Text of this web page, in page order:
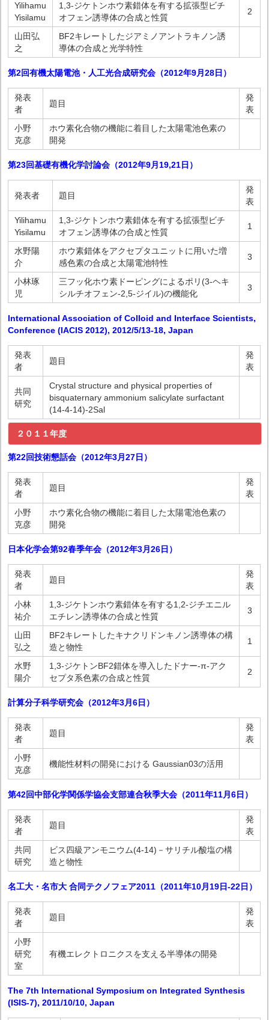
Yilihamu
Yisilamu
1,3-ジケトンホウ素錯体を有する拡張型ビチ
オフェン誘導体の合成と性質
2
山田弘
之
BF2キレートしたジアミノアントラキノン誘
導体の合成と光学特性
第2回有機太陽電池・人工光合成研究会（2012年9月28日）
発表
者
題目
発
表
小野
克彦
ホウ素化合物の機能に着目した太陽電池色素の
開発
第23回基礎有機化学討論会（2012年9月19,21日）
発表者 題目
発
表
Yilihamu
Yisilamu
1,3-ジケトンホウ素錯体を有する拡張型ビチ
オフェン誘導体の合成と性質
1
水野陽
介
ホウ素錯体をアクセプタユニットに用いた増
感色素の合成と太陽電池特性
3
小林琢
児
三フッ化ホウ素ドーピングによるポリ(3-ヘキ
シルチオフェン-2,5-ジイル)の機能化
3
International Association of Colloid and Interface Scientists,
Conference (IACIS 2012), 2012/5/13-18, Japan
発表
者
題目
発
表
共同
研究
Crystal structure and physical properties of
bisquaternary ammonium salicylate surfactant
(14-4-14)-2Sal
２０１１年度
第22回技術懇話会（2012年3月27日）
発表
者
題目
発
表
小野
克彦
ホウ素化合物の機能に着目した太陽電池色素の
開発
日本化学会第92春季年会（2012年3月26日）
発表
者
題目
発
表
小林
祐介
1,3-ジケトンホウ素錯体を有する1,2-ジチエニル
エチレン誘導体の合成と性質
3
山田
弘之
BF2キレートしたキナクリドンキノン誘導体の構
造と物性
1
水野
陽介
1,3-ジケトンBF2錯体を導入したドナー-π-アク
セプタ系色素の合成と性質
2
計算分子科学研究会（2012年3月6日）
発表
者
題目
発
表
小野
克彦
機能性材料の開発における Gaussian03の活用
第42回中部化学関係学協会支部連合秋季大会（2011年11月6日）
発表
者
題目
発
表
共同
研究
ビス四級アンモニウム(4-14)－サリチル酸塩の構
造と物性
名工大・名市大 合同テクノフェア2011（2011年10月19日-22日）
発表
者
題目
発
表
小野
研究
室
有機エレクトロニクスを支える半導体の開発
The 7th International Symposium on Integrated Synthesis
(ISIS-7), 2011/10/10, Japan